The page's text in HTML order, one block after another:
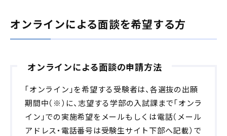
オンラインによる面談を希望する方
オンラインによる面談の申請方法
「オンライン」を希望する受験者は、各選抜の出願
期間中（※）に、志望する学部の入試課まで「オンラ
イン」での実施希望をメールもしくは電話（メール
アドレス・電話番号は受験生サイト下部へ記載）で